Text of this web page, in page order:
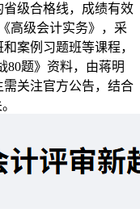
级合格线，成绩有效
高级会计实务》，采
案例习题班等课程，
80题》资料，由蒋明
关注官方公告，结合